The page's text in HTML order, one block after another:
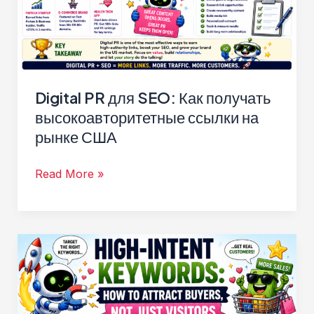
Digital PR для SEO: Как получать
высокоавторитетные ссылки на
рынке США
Digital
SEO:
Как
получать
высокоавторитетные
Read More »